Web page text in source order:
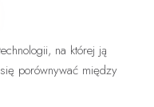
na której ją
porównywać między
ZABIEG DOSTĘPNY: